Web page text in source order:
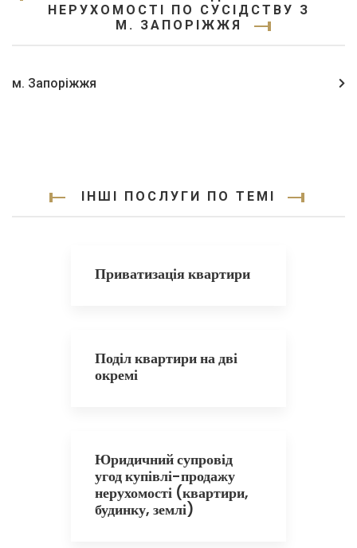
НЕРУХОМОСТІ ПО СУСІДСТВУ З
М. ЗАПОРІЖЖЯ
м. Запоріжжя
ІНШІ ПОСЛУГИ ПО ТЕМІ
Приватизація квартири
Поділ квартири на дві
окремі
Юридичний супровід
угод купівлі-продажу
нерухомості (квартири,
будинку, землі)